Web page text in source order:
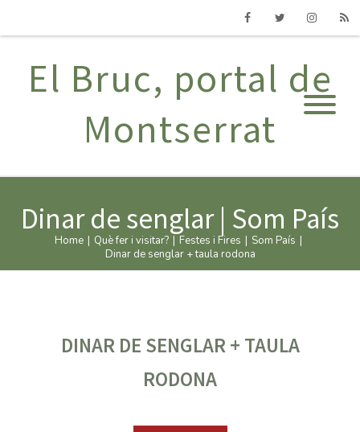
El Bruc, portal de
Montserrat
Dinar de senglar | Som País
Home Què fer i visitar? Festes i Fires Som País
Dinar de senglar + taula rodona
DINAR DE SENGLAR + TAULA
RODONA